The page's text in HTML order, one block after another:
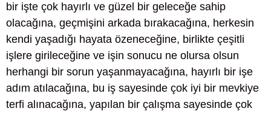
bir işte çok hayırlı ve güzel bir geleceğe sahip
olacağına, geçmişini arkada bırakacağına, herkesin
kendi yaşadığı hayata özeneceğine, birlikte çeşitli
işlere girileceğine ve işin sonucu ne olursa olsun
herhangi bir sorun yaşanmayacağına, hayırlı bir işe
adım atılacağına, bu iş sayesinde çok iyi bir mevkiye
terfi alınacağına, yapılan bir çalışma sayesinde çok